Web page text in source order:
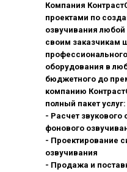
Компания
проектами по
озвучивания
своим заказчикам
оборудования в
бюджетного до
компанию
полный пакет услуг:
- Расчет звукового
фонового
- Проектирование
озвучивания
- Продажа и